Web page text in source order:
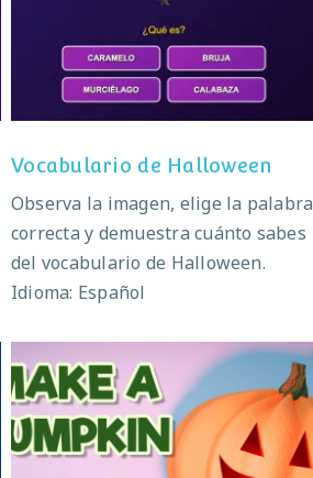
Vocabulario de Halloween
Vocabulario de Halloween
Observa la imagen, elige la palabra
correcta y demuestra cuánto sabes
del vocabulario de Halloween.
Idioma: Español
Make a pumpkin 2